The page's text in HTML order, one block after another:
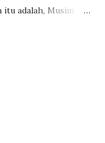
itu adalah, Musim
(Winter, 冬,
Maret, dan orang
bunga paling